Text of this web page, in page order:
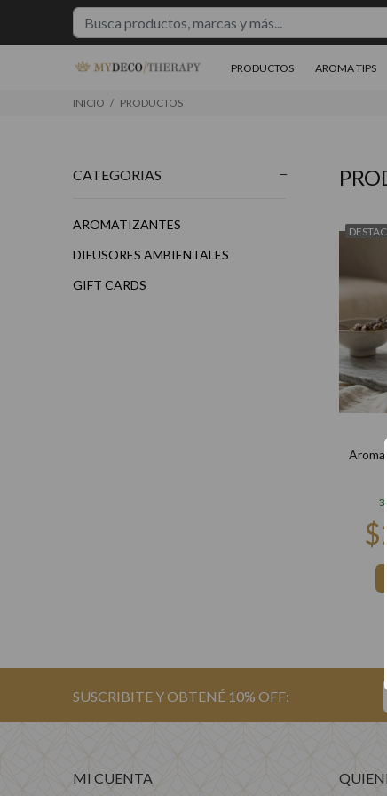
PRODUCTOS AROMA TIPS
INICIO PRODUCTOS
CATEGORIAS
AROMATIZANTES
DIFUSORES AMBIENTALES
GIFT CARDS
3
MI CUENTA